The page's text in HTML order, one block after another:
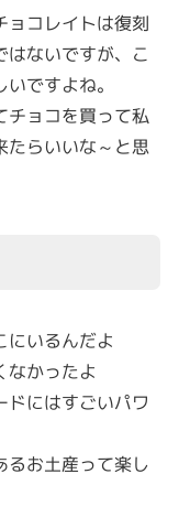
ョコレイトは復刻
はないですが、こ
ですよね。
チョコを買って私
たらいいな～と思
にいるんだよ
なかったよ
ドにはすごいパワ
るお土産って楽し